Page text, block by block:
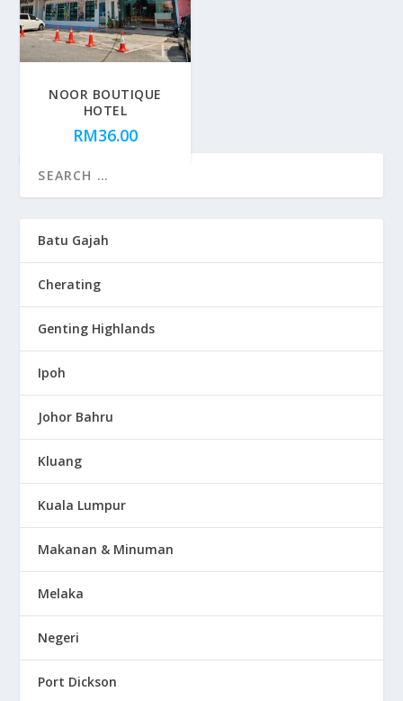
NOOR BOUTIQUE
HOTEL
RM36.00
Batu Gajah
Cherating
Genting Highlands
Ipoh
Johor Bahru
Kluang
Kuala Lumpur
Makanan & Minuman
Melaka
Negeri
Port Dickson